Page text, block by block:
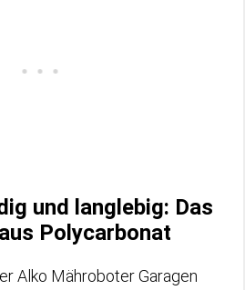
und langlebig: Das
Polycarbonat
Alko Mähroboter Garagen